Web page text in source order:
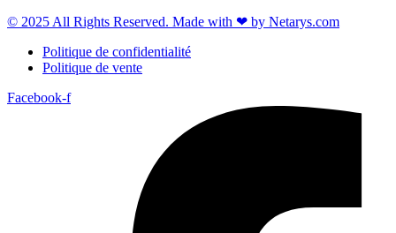
© 2025 All Rights Reserved. Made with ❤ by Netarys.com
Politique de confidentialité
Politique de vente
Facebook-f